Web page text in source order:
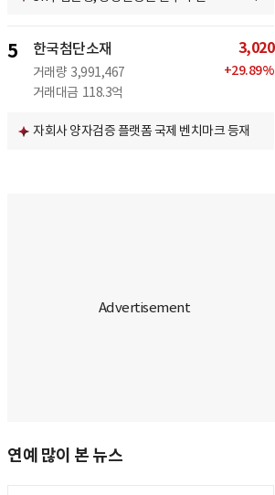
5 한국첨단소재
거래량 3,991,467
거래대금 118.3억
3,020
+29.89%
자회사 양자검증 플랫폼 국제 벤치마크 등재
연예 많이 본 뉴스